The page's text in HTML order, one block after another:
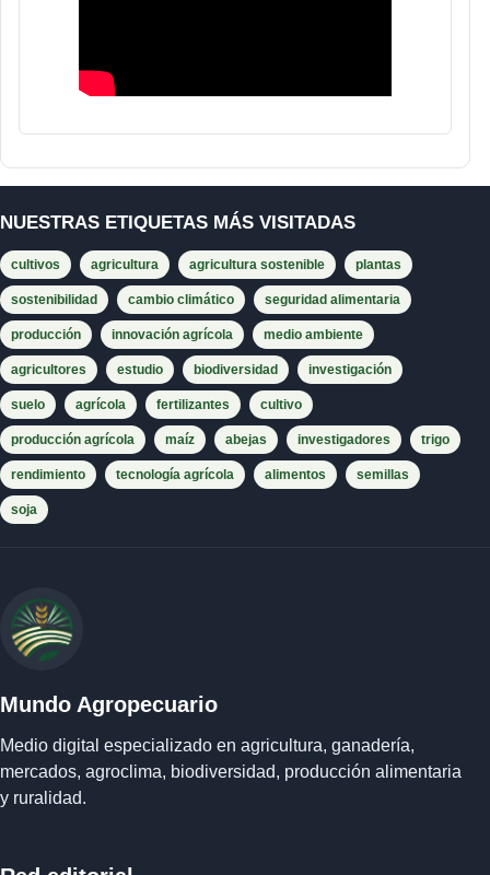
NUESTRAS ETIQUETAS MÁS VISITADAS
cultivos agricultura agricultura sostenible plantas
sostenibilidad cambio climático seguridad alimentaria
producción innovación agrícola medio ambiente
agricultores estudio biodiversidad investigación
suelo agrícola fertilizantes cultivo
producción agrícola maíz abejas investigadores trigo
rendimiento tecnología agrícola alimentos semillas
soja
Mundo Agropecuario
Medio digital especializado en agricultura, ganadería,
mercados, agroclima, biodiversidad, producción alimentaria
y ruralidad.